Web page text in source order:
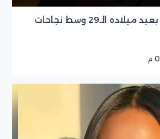
محمد الشرنوبي يحتفل بعيد ميلاده الـ29 وسط نجاحات